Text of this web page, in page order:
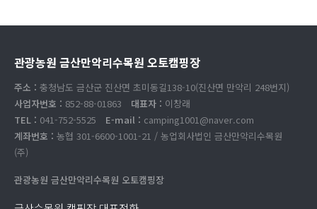
관광농원 금산만악리수목원 오토캠핑장
주소 : 충청남도 금산군 진산면 초미동길138-10(진산면 만악리 248번지)
사업자번호 : 852-88-01863 대표자 : 이창래
TEL : 041-752-5525 E-mail : camping1001@naver.com
계좌번호 : 농협 301-6600-1001-21 / 농업회사법인 금산만악리수목원
(주)
관광농원 금산만악리수목원 오토캠핑장